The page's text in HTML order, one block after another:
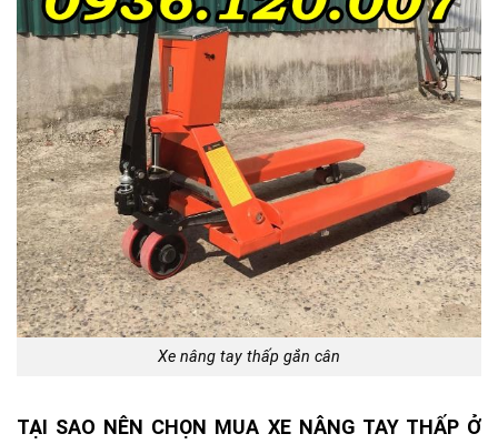
Xe nâng tay thấp gắn cân
TẠI SAO NÊN CHỌN MUA XE NÂNG TAY THẤP Ở